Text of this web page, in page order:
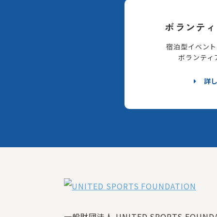
ボランテ
宿泊型イベン
ボランティ
詳